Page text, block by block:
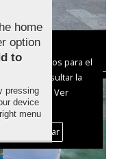
a un hostelero en
y de terceros para el
consultar la
Ver
y Cookies
Personalizar
home
option
to
pressing
device
menu